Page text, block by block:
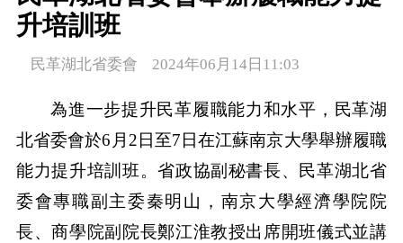
升培訓班
民革湖北省委會 2024年06月14日11:03
為進一步提升民革履職能力和水平，民革湖
北省委會於6月2日至7日在江蘇南京大學舉辦履職
能力提升培訓班。省政協副秘書長、民革湖北省
委會專職副主委秦明山，南京大學經濟學院院
長、商學院副院長鄭江淮教授出席開班儀式並講